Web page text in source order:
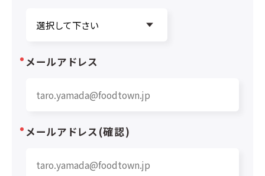
メールアドレス
メールアドレス(確認)